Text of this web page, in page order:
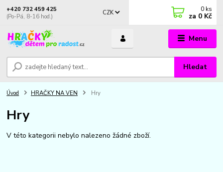
Menu
CZK
Hledat
+420 732 459 425
(Po-Pá, 8-16 hod.)
0 ks
za 0 Kč
Úvod HRAČKY NA VEN Hry
Hry
V této kategorii nebylo nalezeno žádné zboží.